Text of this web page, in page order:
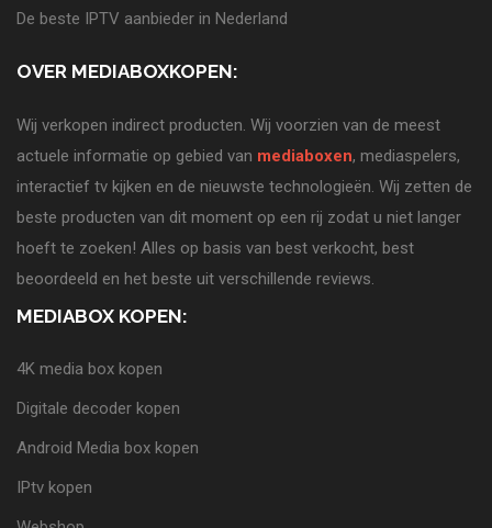
De beste IPTV aanbieder in Nederland
OVER MEDIABOXKOPEN:
Wij verkopen indirect producten. Wij voorzien van de meest
actuele informatie op gebied van mediaboxen, mediaspelers,
interactief tv kijken en de nieuwste technologieën. Wij zetten de
beste producten van dit moment op een rij zodat u niet langer
hoeft te zoeken! Alles op basis van best verkocht, best
beoordeeld en het beste uit verschillende reviews.
MEDIABOX KOPEN:
4K media box kopen
Digitale decoder kopen
Android Media box kopen
IPtv kopen